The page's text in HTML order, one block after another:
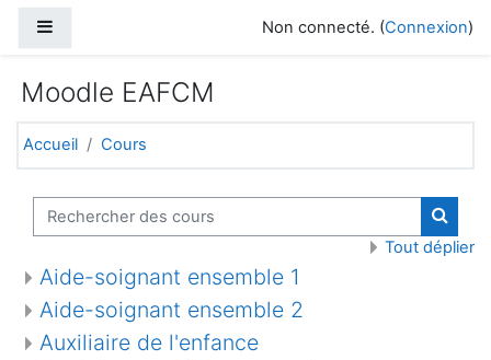
Non connecté. (Connexion)
Moodle EAFCM
Accueil Cours
Rechercher des cours
Tout déplier
Aide-soignant ensemble 1
Aide-soignant ensemble 2
Auxiliaire de l'enfance